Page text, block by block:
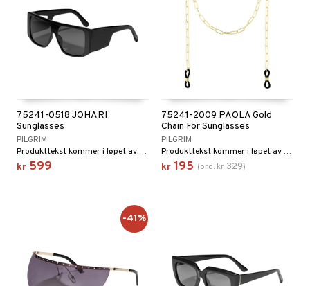
75241-0518 JOHARI
Sunglasses
PILGRIM
Produkttekst kommer i løpet av kort tid
kr 599
75241-2009 PAOLA Gold
Chain For Sunglasses
PILGRIM
Produkttekst kommer i løpet av kort tid
kr 195 (ord. kr 329)
-41%